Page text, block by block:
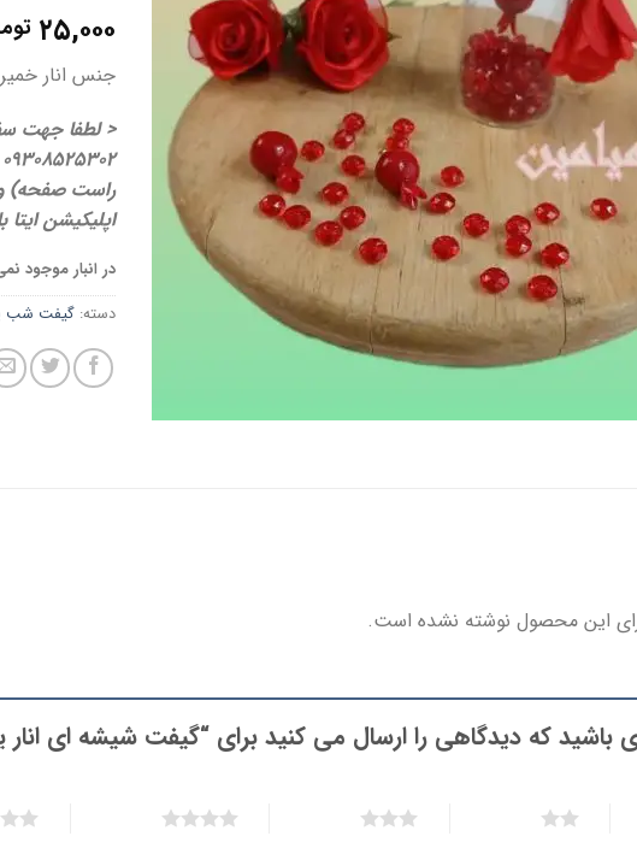
۲۵,۰۰۰
جنس انار
< لطفا جهت
اپلیکیشن ایتا
در انبار موجود
دسته: گیفت شب
این محصول نوشته نشده است.
باشید که دیدگاهی را ارسال می کنید برای “گیفت شیشه ای انار